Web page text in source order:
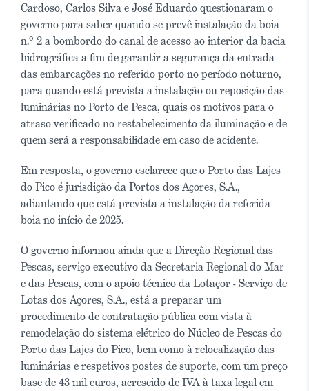
Cardoso, Carlos Silva e José Eduardo questionaram o
governo para saber quando se prevê instalação da boia
n.º 2 a bombordo do canal de acesso ao interior da bacia
hidrográfica a fim de garantir a segurança da entrada
das embarcações no referido porto no período noturno,
para quando está prevista a instalação ou reposição das
luminárias no Porto de Pesca, quais os motivos para o
atraso verificado no restabelecimento da iluminação e de
quem será a responsabilidade em caso de acidente.
Em resposta, o governo esclarece que o Porto das Lajes
do Pico é jurisdição da Portos dos Açores, S.A.,
adiantando que está prevista a instalação da referida
boia no início de 2025.
O governo informou ainda que a Direção Regional das
Pescas, serviço executivo da Secretaria Regional do Mar
e das Pescas, com o apoio técnico da Lotaçor - Serviço de
Lotas dos Açores, S.A., está a preparar um
procedimento de contratação pública com vista à
remodelação do sistema elétrico do Núcleo de Pescas do
Porto das Lajes do Pico, bem como à relocalização das
luminárias e respetivos postes de suporte, com um preço
base de 43 mil euros, acrescido de IVA à taxa legal em